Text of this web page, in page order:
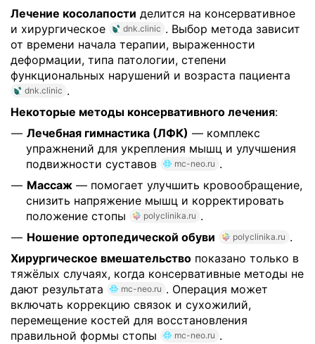
Лечение косолапости делится на консервативное
и хирургическое
dnk.clinic . Выбор метода зависит
от времени начала терапии, выраженности
деформации, типа патологии, степени
функциональных нарушений и возраста пациента
dnk.clinic .
Некоторые методы консервативного лечения:
Лечебная гимнастика (ЛФК) — комплекс
упражнений для укрепления мышц и улучшения
подвижности суставов
mc-neo.ru .
Массаж — помогает улучшить кровообращение,
снизить напряжение мышц и корректировать
положение стопы
polyclinika.ru .
Ношение ортопедической обуви
polyclinika.ru .
Хирургическое вмешательство показано только в
тяжёлых случаях, когда консервативные методы не
дают результата
mc-neo.ru . Операция может
включать коррекцию связок и сухожилий,
перемещение костей для восстановления
правильной формы стопы
mc-neo.ru .